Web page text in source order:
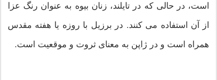
است، در حالی که در تایلند، زنان بیوه به عنوان رنگ عزا
از آن استفاده می کنند. در برزیل با روزه یا هفته مقدس
همراه است و در ژاپن به معنای ثروت و موقعیت است.